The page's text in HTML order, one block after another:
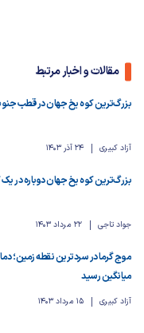
مقالات و اخبار مرتبط
بزرگ‌ترین کوه یخ جهان در قطب
آزاد کبیری 24 آذر 1403
بزرگ‌ترین کوه یخ جهان دوباره در
جواد تاجی 22 مرداد 1403
میانگین رسید
آزاد کبیری 15 مرداد 1403